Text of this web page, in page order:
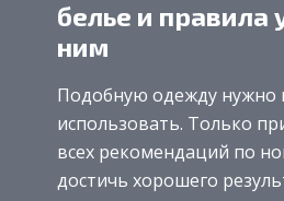
белье и правила
ним
Подобную одежду нужно
использовать. Только
всех рекомендаций по
достичь хорошего